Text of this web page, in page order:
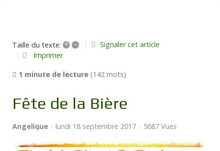
Taille du texte: + –
Signaler cet article
Imprimer
1 minute de lecture (142 mots)
Fête de la Bière
Angelique lundi 18 septembre 2017 5687 Vues